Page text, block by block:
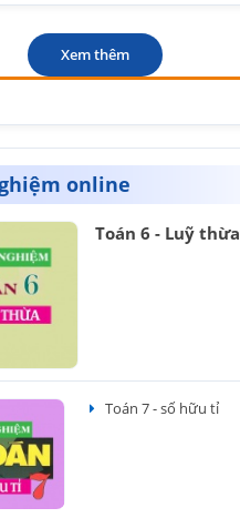
Xem thêm
online
Toán 6 - Luỹ thừa
Toán 7 - số hữu tỉ